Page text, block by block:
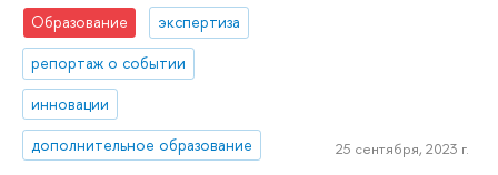
Образование
экспертиза
репортаж о событии
инновации
дополнительное образование
25 сентября, 2023 г.